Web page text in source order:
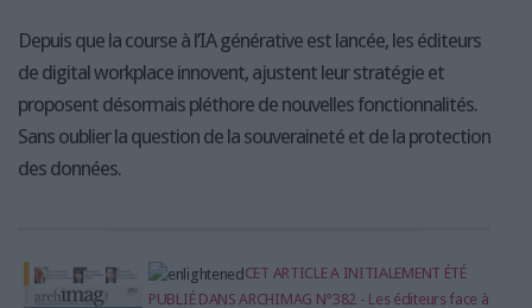
Depuis que la course à l’IA générative est lancée, les éditeurs
de digital workplace innovent, ajustent leur stratégie et
proposent désormais pléthore de nouvelles fonctionnalités.
Sans oublier la question de la souveraineté et de la protection
des données.
CET ARTICLE A INITIALEMENT ÉTÉ
PUBLIÉ DANS ARCHIMAG N°382 - Les éditeurs face à